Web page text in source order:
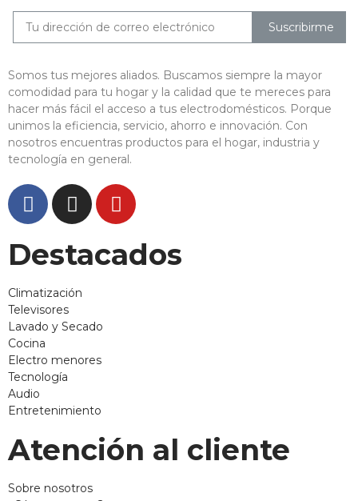
Suscribirme
Somos tus mejores aliados. Buscamos siempre la mayor
comodidad para tu hogar y la calidad que te mereces para
hacer más fácil el acceso a tus electrodomésticos. Porque
unimos la eficiencia, servicio, ahorro e innovación. Con
nosotros encuentras productos para el hogar, industria y
tecnología en general.
Destacados
Climatización
Televisores
Lavado y Secado
Cocina
Electro menores
Tecnología
Audio
Entretenimiento
Atención al cliente
Sobre nosotros